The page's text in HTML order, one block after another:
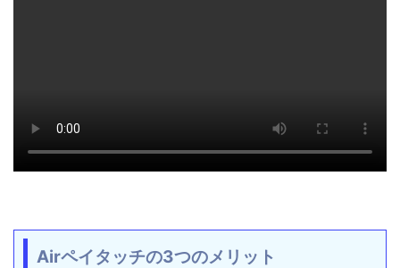
Airペイタッチの3つのメリット